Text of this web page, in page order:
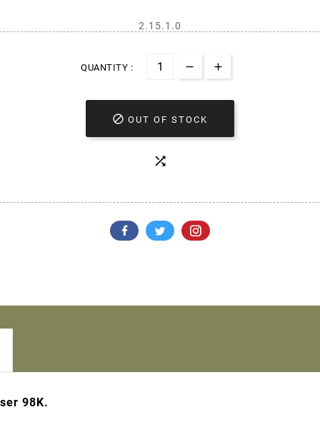
2.15.1.0
QUANTITY :
 OUT OF STOCK

98K.